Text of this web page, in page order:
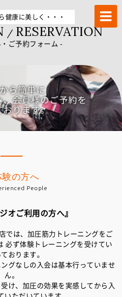
STUDIO－α 冷泉町店
健康に美しく・・・
/ RESERVATION
ご予約フォーム -
験の方へ
People
オご利用の方へ』
は、加圧筋力トレーニングをご
必ず体験トレーニングを受けてい
おります。
グなしの入会は基本行っていませ
ん。
け、加圧の効果を実感してから入